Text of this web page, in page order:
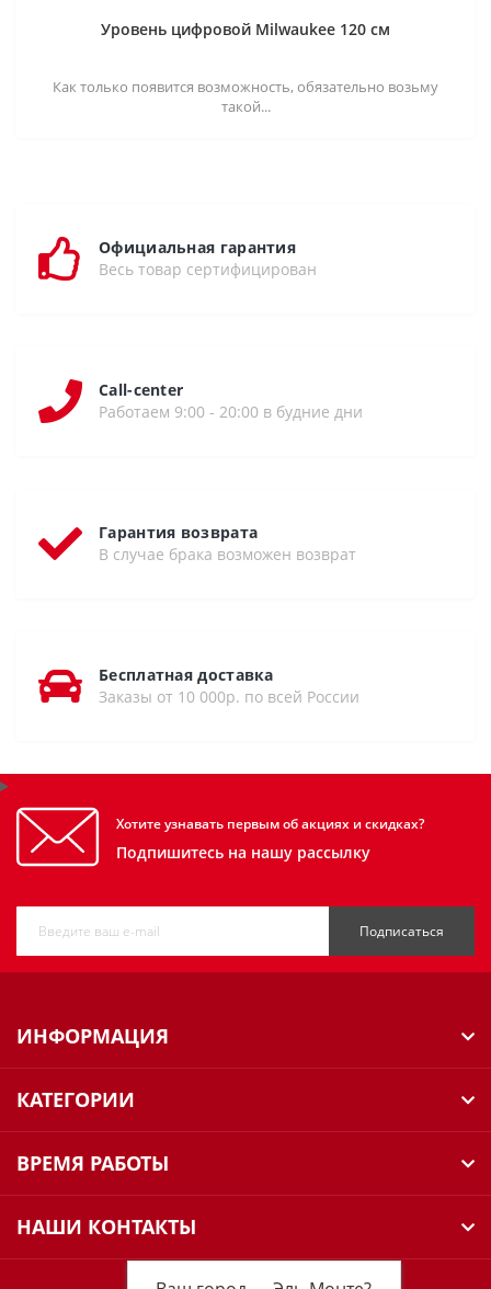
Уровень цифровой Milwaukee 120 см
Как только появится возможность, обязательно возьму
такой...
Официальная гарантия
Весь товар сертифицирован
Call-center
Работаем 9:00 - 20:00 в будние дни
Гарантия возврата
В случае брака возможен возврат
Бесплатная доставка
Заказы от 10 000р. по всей России
Хотите узнавать первым об акциях и скидках?
Подпишитесь на нашу рассылку
Подписаться
ИНФОРМАЦИЯ
КАТЕГОРИИ
ВРЕМЯ РАБОТЫ
НАШИ КОНТАКТЫ